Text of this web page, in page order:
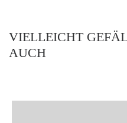
VIELLEICHT
AUCH